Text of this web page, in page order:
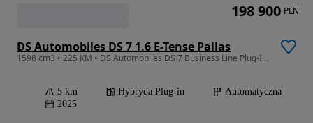
DS Automobiles DS 7 1.6 E-Tense Pallas
1598 cm3 • 225 KM • DS Automobiles DS 7 Business Line Plug-In Hybrid 225
5 km Hybryda Plug-in
Automatyczna
2025
198 900 PLN